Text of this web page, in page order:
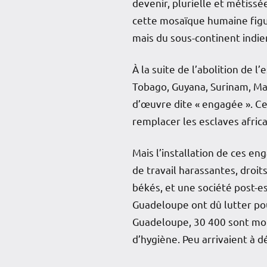
cette mosaïque humaine
mais du sous-continent
À la suite de l’abolition de
Tobago, Guyana, Surinam,
d’œuvre dite « engagée ».
remplacer les esclaves
Mais l’installation de ces
de travail harassantes,
békés, et une société post-
Guadeloupe ont dû lutter
Guadeloupe, 30 400 sont
d’hygiène. Peu arrivaient à